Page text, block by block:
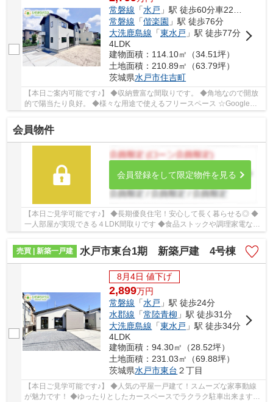
常磐線 「水戸 」駅 徒歩60分車22分 4.8km
常磐線 「偕楽園 」駅 徒歩76分
大洗鹿島線 「東水戸 」駅 徒歩77分
4LDK
建物面積：114.10㎡（34.51坪）
土地面積：210.89㎡（63.79坪）
茨城県水戸市住吉町
【本日ご案内可能です♪】 ◆収納豊富な間取りです。 ◆角地なので開放
的で陽当たり良好。 ◆様々な用途で使えるフリースペース ☆Google口
コミ220件以上☆お客様との出会いを大切に笑顔と...
会員物件
会員登録をして限定物件を見る
【本日ご見学可能です♪】 ◆長期優良住宅！安心して長く暮らせる◎ ◆
一人部屋が実現できる４LDK間取りです ◆食品ストックや調理家電など
の収納に役立つパントリー ☆Google口コミ220件...
売買 | 新築一戸建
水戸市東台1期 新築戸建 4号棟
8月4日 値下げ
2,899万円
常磐線 「水戸 」駅 徒歩24分
水郡線 「常陸青柳 」駅 徒歩31分
大洗鹿島線 「東水戸 」駅 徒歩34分
4LDK
建物面積：94.30㎡（28.52坪）
土地面積：231.03㎡（69.88坪）
茨城県水戸市東台 ２丁目
【本日ご見学可能です♪】 ◆人気の平屋一戸建て！スムーズな家事動線
が魅力です！ ◆ゆったりとしたカースペースでラクラク駐車出来ますね